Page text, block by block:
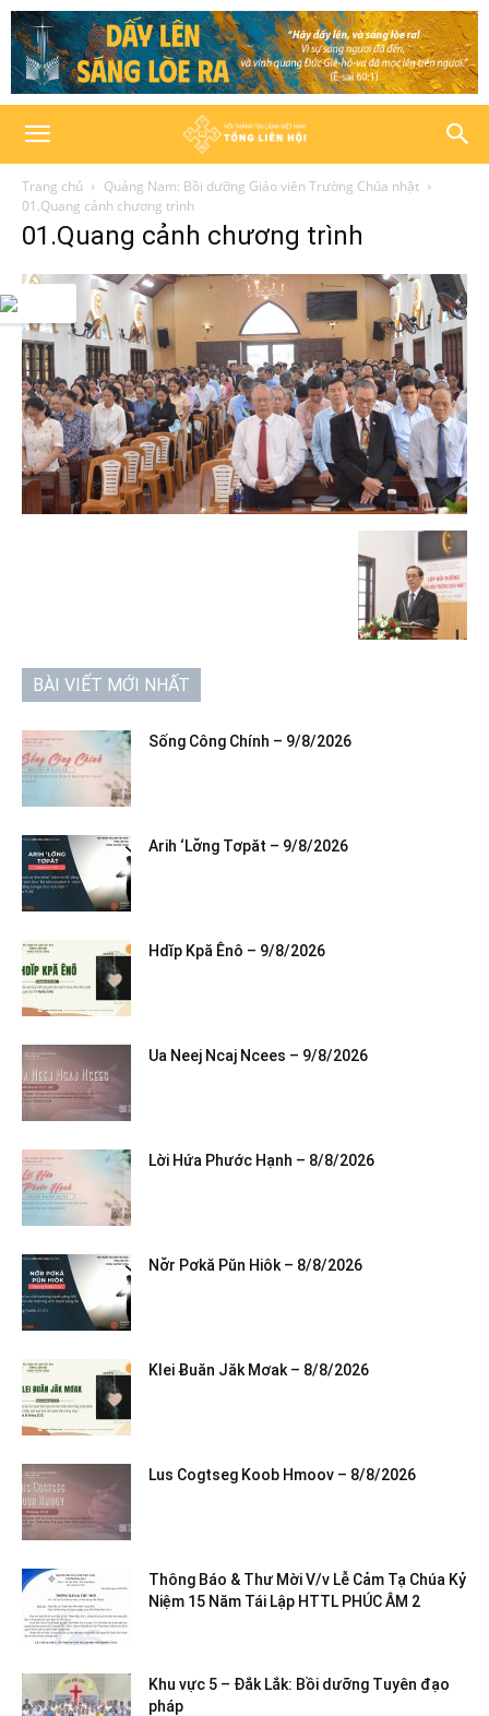
Trang chủ
Quảng Nam: Bồi dưỡng Giáo viên Trường Chúa nhật
01.Quang cảnh chương trình
01.Quang cảnh chương trình
BÀI VIẾT MỚI NHẤT
Sống Công Chính – 9/8/2026
Arih ‘Lơ̆ng Tơpăt – 9/8/2026
Hdĭp Kpă Ênô – 9/8/2026
Ua Neej Ncaj Ncees – 9/8/2026
Lời Hứa Phước Hạnh – 8/8/2026
Nơ̆r Pơkă Pŭn Hiôk – 8/8/2026
Klei Ƀuăn Jăk Mơak – 8/8/2026
Lus Cogtseg Koob Hmoov – 8/8/2026
Thông Báo & Thư Mời V/v Lễ Cảm Tạ Chúa Kỷ
Niệm 15 Năm Tái Lập HTTL PHÚC ÂM 2
Khu vực 5 – Đắk Lắk: Bồi dưỡng Tuyên đạo
pháp